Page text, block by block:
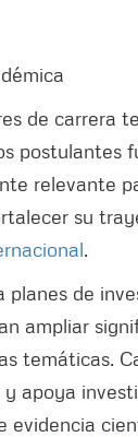
de carrera
postulantes
relevante
su
.
planes de
ampliar
temáticas.
apoya
evidencia